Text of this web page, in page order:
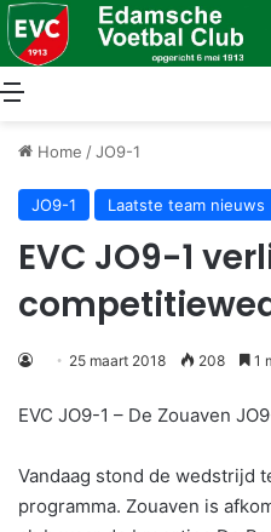
Menu
Home /JO9-1
JO9-1 Laatste team nieuws
EVC JO9-1
25 maart 2018 208 1
EVC JO9-1 – De Zouaven
Vandaag stond de wedstrijd
programma. Zouaven is